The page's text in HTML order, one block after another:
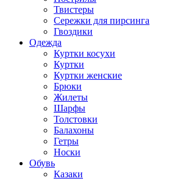
Твистеры
Сережки для пирсинга
Гвоздики
Одежда
Куртки косухи
Куртки
Куртки женские
Брюки
Жилеты
Шарфы
Толстовки
Балахоны
Гетры
Носки
Обувь
Казаки